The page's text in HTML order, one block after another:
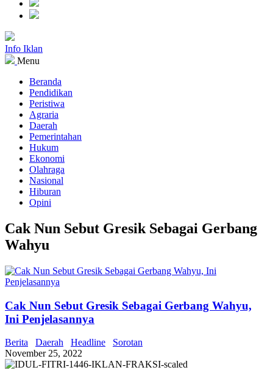
Info Iklan
Menu
Beranda
Pendidikan
Peristiwa
Agraria
Daerah
Pemerintahan
Hukum
Ekonomi
Olahraga
Nasional
Hiburan
Opini
Cak Nun Sebut Gresik Sebagai Gerbang
Wahyu
Cak Nun Sebut Gresik Sebagai Gerbang Wahyu,
Ini Penjelasannya
Berita Daerah Headline
Sorotan
November 25, 2022